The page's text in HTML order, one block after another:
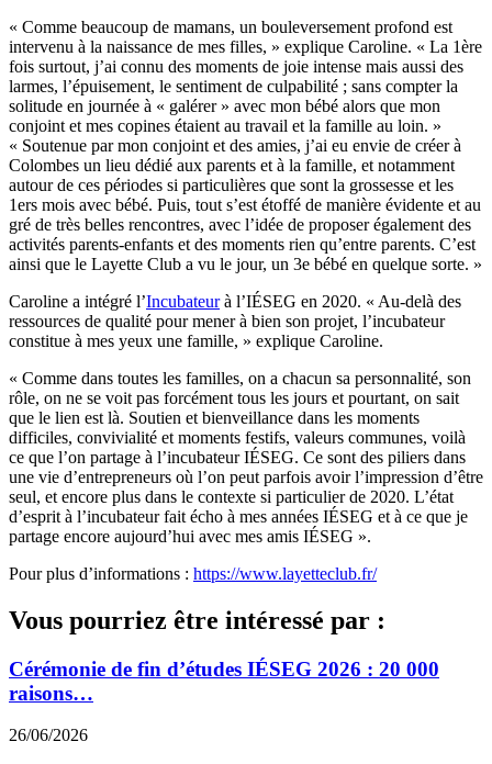
« Comme beaucoup de mamans, un bouleversement profond est
intervenu à la naissance de mes filles, » explique Caroline. « La 1ère
fois surtout, j’ai connu des moments de joie intense mais aussi des
larmes, l’épuisement, le sentiment de culpabilité ; sans compter la
solitude en journée à « galérer » avec mon bébé alors que mon
conjoint et mes copines étaient au travail et la famille au loin. »
« Soutenue par mon conjoint et des amies, j’ai eu envie de créer à
Colombes un lieu dédié aux parents et à la famille, et notamment
autour de ces périodes si particulières que sont la grossesse et les
1ers mois avec bébé. Puis, tout s’est étoffé de manière évidente et au
gré de très belles rencontres, avec l’idée de proposer également des
activités parents-enfants et des moments rien qu’entre parents. C’est
ainsi que le Layette Club a vu le jour, un 3e bébé en quelque sorte. »
Caroline a intégré l’Incubateurà l’IÉSEG en 2020. « Au-delà des
ressources de qualité pour mener à bien son projet, l’incubateur
constitue à mes yeux une famille, » explique Caroline.
« Comme dans toutes les familles, on a chacun sa personnalité, son
rôle, on ne se voit pas forcément tous les jours et pourtant, on sait
que le lien est là. Soutien et bienveillance dans les moments
difficiles, convivialité et moments festifs, valeurs communes, voilà
ce que l’on partage à l’incubateur IÉSEG. Ce sont des piliers dans
une vie d’entrepreneurs où l’on peut parfois avoir l’impression d’être
seul, et encore plus dans le contexte si particulier de 2020. L’état
d’esprit à l’incubateur fait écho à mes années IÉSEG et à ce que je
partage encore aujourd’hui avec mes amis IÉSEG ».
Pour plus d’informations : https://www.layetteclub.fr/
Vous pourriez être intéressé par :
Cérémonie de fin d’études IÉSEG 2026 : 20 000
raisons…
26/06/2026